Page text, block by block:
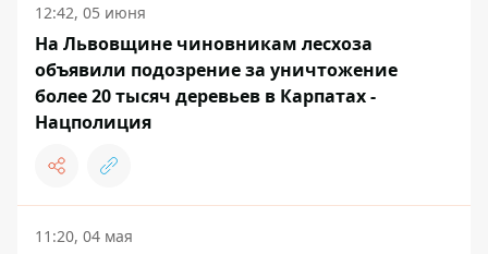
12:42, 05 июня
На Львовщине чиновникам лесхоза
объявили подозрение за уничтожение
более 20 тысяч деревьев в Карпатах -
Нацполиция
11:20, 04 мая